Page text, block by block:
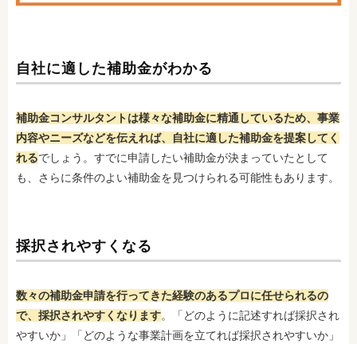
自社に適した補助金がわかる
補助金コンサルタントは様々な補助金に精通しているため、事業
内容やニーズなどを伝えれば、自社に適した補助金を提案してく
れるでしょう。すでに申請したい補助金が決まっていたとして
も、さらに条件のよい補助金を見つけられる可能性もあります。
採択されやすくなる
数々の補助金申請を行ってきた経験のあるプロに任せられるの
で、採択されやすくなります。「どのように記述すれば採択され
やすいか」「どのような事業計画を立てれば採択されやすいか」